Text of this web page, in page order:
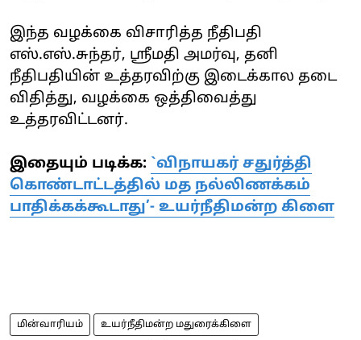
இந்த வழக்கை விசாரித்த நீதிபதி
எஸ்.எஸ்.சுந்தர், ஸ்ரீமதி அமர்வு, தனி
நீதிபதியின் உத்தரவிற்கு இடைக்கால தடை
விதித்து, வழக்கை ஒத்திவைத்து
உத்தரவிட்டனர்.
இதையும் படிக்க: `விநாயகர் சதுர்த்தி
கொண்டாட்டத்தில் மத நல்லிணக்கம்
பாதிக்கக்கூடாது’- உயர்நீதிமன்ற கிளை
மின்வாரியம் உயர்நீதிமன்ற மதுரைக்கிளை